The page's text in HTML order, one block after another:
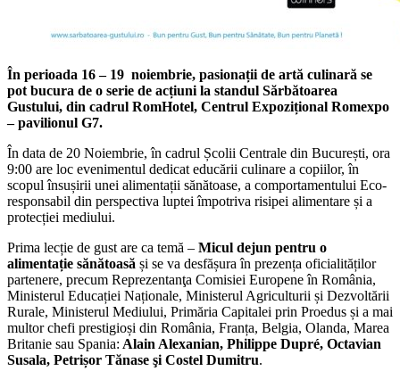
În perioada 16 – 19 noiembrie, pasionații de artă culinară se
pot bucura de o serie de acțiuni la standul Sărbătoarea
Gustului, din cadrul RomHotel, Centrul Expozițional Romexpo
– pavilionul G7.
În data de 20 Noiembrie, în cadrul Școlii Centrale din București, ora
9:00 are loc evenimentul dedicat educării culinare a copiilor, în
scopul însușirii unei alimentații sănătoase, a comportamentului Eco-
responsabil din perspectiva luptei împotriva risipei alimentare și a
protecției mediului.
Prima lecție de gust are ca temă – Micul dejun pentru o
alimentație sănătoasă și se va desfășura în prezența oficialităților
partenere, precum Reprezentanţa Comisiei Europene în România,
Ministerul Educației Naționale, Ministerul Agriculturii și Dezvoltării
Rurale, Ministerul Mediului, Primăria Capitalei prin Proedus și a mai
multor chefi prestigioși din România, Franța, Belgia, Olanda, Marea
Britanie sau Spania: Alain Alexanian, Philippe Dupré, Octavian
Susala, Petrișor Tănase şi Costel Dumitru.